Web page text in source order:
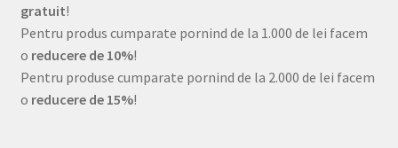
gratuit!
Pentru produs cumparate pornind de la 1.000 de lei facem
o reducere de 10%!
Pentru produse cumparate pornind de la 2.000 de lei facem
o reducere de 15%!